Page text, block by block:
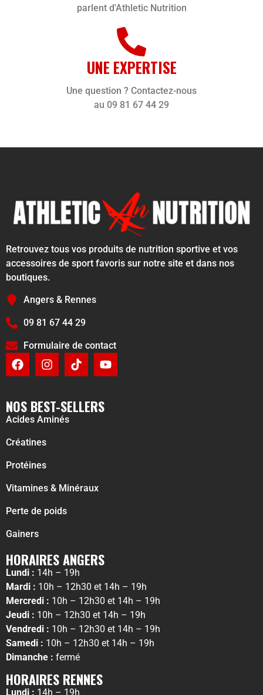
parlent d'Athletic Nutrition
UNE EXPERTISE
Une question ? Contactez-nous
au 09 81 67 44 29
Retrouvez tous vos produits de nutrition sportive et vos
accessoires de sport favoris sur notre site et dans nos
boutiques.
Angers & Rennes
09 81 67 44 29
Formulaire de contact
NOS BEST-SELLERS
Acides Aminés
Créatines
Protéines
Vitamines & Minéraux
Perte de poids
Gainers
HORAIRES ANGERS
Lundi : 14h – 19h
Mardi : 10h – 12h30 et 14h – 19h
Mercredi : 10h – 12h30 et 14h – 19h
Jeudi : 10h – 12h30 et 14h – 19h
Vendredi : 10h – 12h30 et 14h – 19h
Samedi : 10h – 12h30 et 14h – 19h
Dimanche : fermé
HORAIRES RENNES
Lundi : 14h – 19h